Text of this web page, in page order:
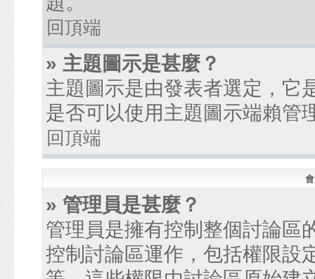
回頂端
» 主題圖示是甚麼？
主題圖示是由發表者選定，它
是否可以使用主題圖示端賴管
回頂端
» 管理員是甚麼？
管理員是擁有控制整個討論區
控制討論區運作，包括權限設